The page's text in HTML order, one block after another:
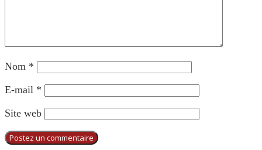
Nom *
E-mail *
Site web